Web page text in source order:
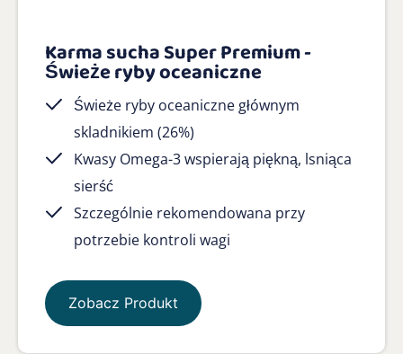
Karma sucha Super Premium -
Świeże ryby oceaniczne
Świeże ryby oceaniczne głównym
skladnikiem (26%)
Kwasy Omega-3 wspierają piękną, lsniąca
sierść
Szczególnie rekomendowana przy
potrzebie kontroli wagi
Zobacz Produkt